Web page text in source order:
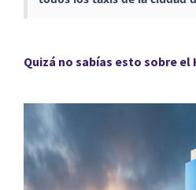
Quizá no sabías esto sobre el